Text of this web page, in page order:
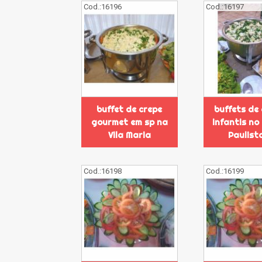
Cod.:16196
buffet de crepe
gourmet em sp na
Vila Maria
Cod.:16197
buffets de
infantis no
Cod.:16198 Cod.:16199